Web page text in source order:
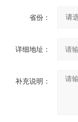
省份：
详细地址：
补充说明：